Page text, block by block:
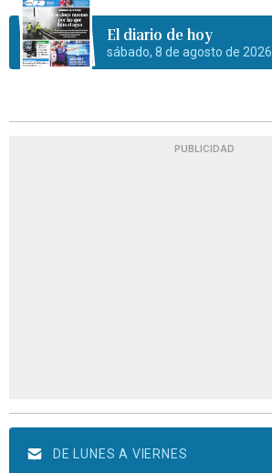
El diario de hoy
sábado, 8 de agosto de 2026
PUBLICIDAD
DE LUNES A VIERNES